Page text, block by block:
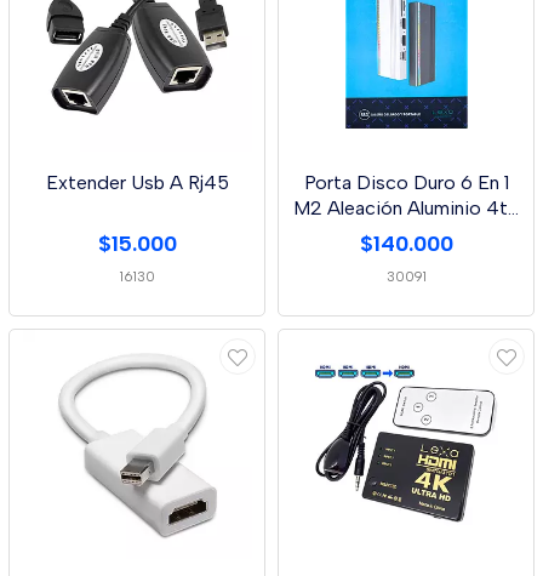
Extender Usb A Rj45
$15.000
16130
Porta Disco Duro 6 En 1
M2 Aleación Aluminio 4tb
Lexa
$140.000
30091